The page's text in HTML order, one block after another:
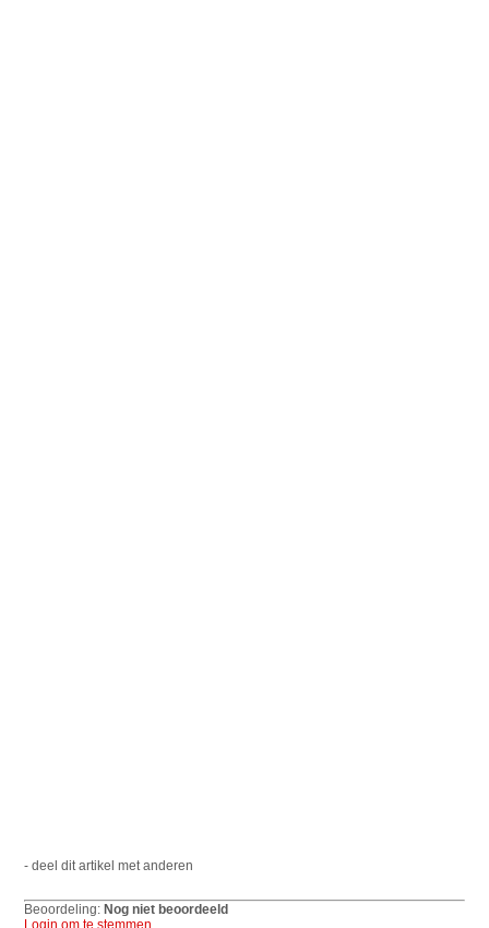
- deel dit artikel met anderen
Beoordeling: Nog niet beoordeeld